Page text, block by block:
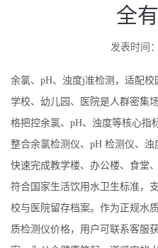
全
发表时间
余氯、pH、浊度j准检测，适配校
学校、幼儿园、医院是人群密集
格把控余氯、pH、浊度等核心指
整合余氯检测仪、pH 检测仪、
快速完成教学楼、办公楼、食堂
符合国家生活饮用水卫生标准，
校与医院留存档案。作为正规水
质检测仪价格，用户可联系客服